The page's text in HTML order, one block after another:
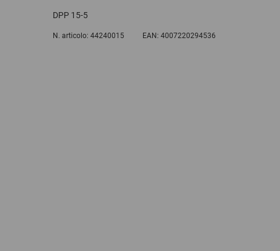
DPP 15-5
N. articolo: 44240015 EAN: 4007220294536